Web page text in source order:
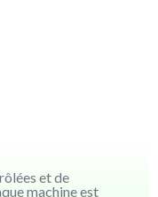
et de
machine est